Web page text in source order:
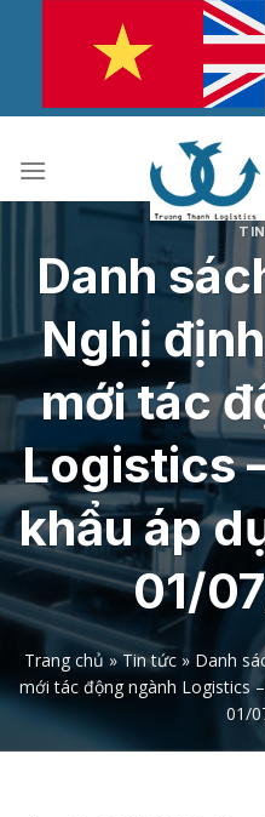
dung
Danh
Nghị
mới tác
Logistics
khẩu áp
01/
Trang chủ »Tin tức» Danh
mới tác động ngành Logistics
01/